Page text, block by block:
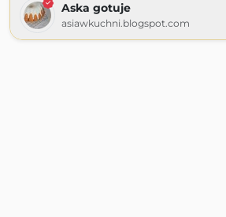
Aska gotuje
asiawkuchni.blogspot.com